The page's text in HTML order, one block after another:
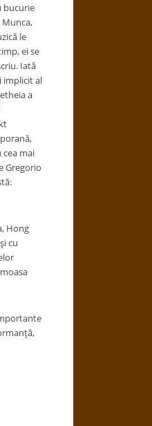
bucurie
le
ei se
Iată
implicit al
a
mai
Gregorio
Hong
cu